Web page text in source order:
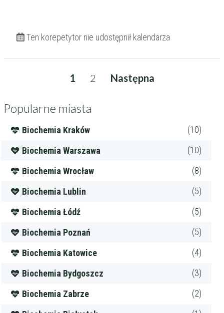
Ten korepetytor nie udostępnił kalendarza
1 2 Następna
Popularne miasta
Biochemia Kraków (10)
Biochemia Warszawa (10)
Biochemia Wrocław (8)
Biochemia Lublin (5)
Biochemia Łódź (5)
Biochemia Poznań (5)
Biochemia Katowice (4)
Biochemia Bydgoszcz (3)
Biochemia Zabrze (2)